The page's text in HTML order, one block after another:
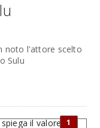
noto l'attore scelto
Sulu
1